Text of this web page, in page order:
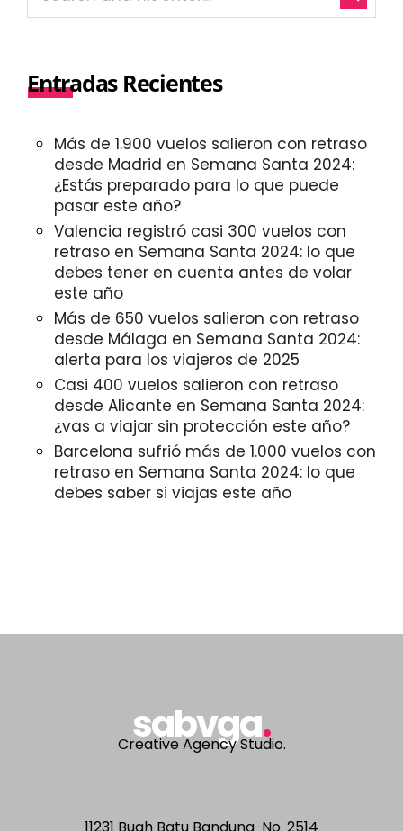
Entradas Recientes
Más de 1.900 vuelos salieron con retraso
desde Madrid en Semana Santa 2024:
¿Estás preparado para lo que puede
pasar este año?
Valencia registró casi 300 vuelos con
retraso en Semana Santa 2024: lo que
debes tener en cuenta antes de volar
este año
Más de 650 vuelos salieron con retraso
desde Málaga en Semana Santa 2024:
alerta para los viajeros de 2025
Casi 400 vuelos salieron con retraso
desde Alicante en Semana Santa 2024:
¿vas a viajar sin protección este año?
Barcelona sufrió más de 1.000 vuelos con
retraso en Semana Santa 2024: lo que
debes saber si viajas este año
sabvga.
Creative Agency Studio.
11231 Buah Batu Bandung No. 2514